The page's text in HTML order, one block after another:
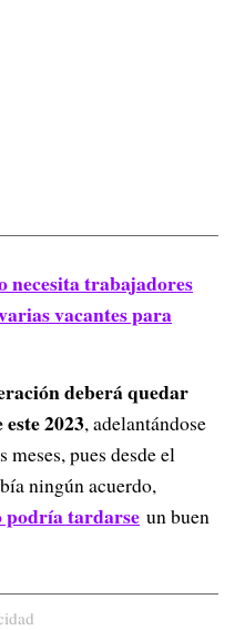
necesita trabajadores
vacantes para
deberá quedar
2023, adelantándose
meses, pues desde el
ningún acuerdo,
podría tardarse un buen